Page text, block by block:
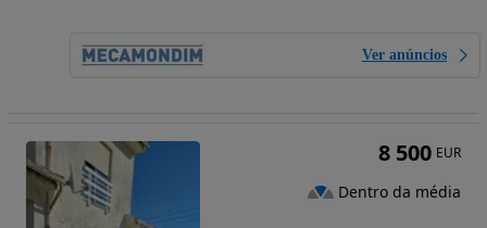
Ver anúncios
8 500 EUR
Dentro da média